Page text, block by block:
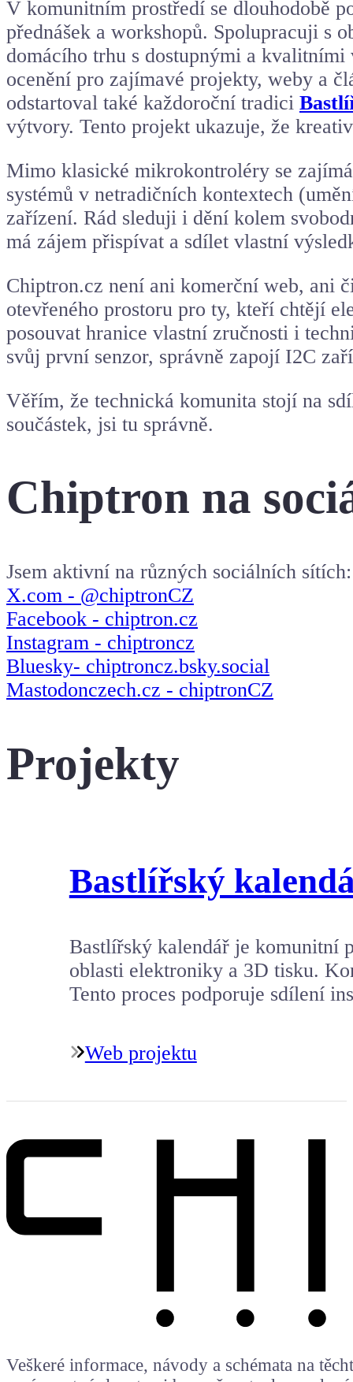
V komunitním prostředí se dlouhodobě
přednášek a workshopů. Spolupracuji s
domácího trhu s dostupnými a
ocenění pro zajímavé projekty, weby a
odstartoval také každoroční tradici
výtvory. Tento projekt ukazuje, že
Mimo klasické mikrokontroléry se
systémů v netradičních kontextech
zařízení. Rád sleduji i dění kolem
má zájem přispívat a sdílet vlastní
Chiptron.cz není ani komerční web, ani
otevřeného prostoru pro ty, kteří chtějí
posouvat hranice vlastní zručnosti i
svůj první senzor, správně zapojí I2C
Věřím, že technická komunita stojí na
součástek, jsi tu správně.
Chiptron na
Jsem aktivní na různých sociálních sítích:
X.com - @chiptronCZ
Facebook - chiptron.cz
Instagram - chiptroncz
Bluesky- chiptroncz.bsky.social
Mastodonczech.cz - chiptronCZ
Projekty
Bastlířský
Bastlířský kalendář je komunitní
oblasti elektroniky a 3D tisku.
Tento proces podporuje sdílení
Web projektu
Veškeré informace, návody a schémata na